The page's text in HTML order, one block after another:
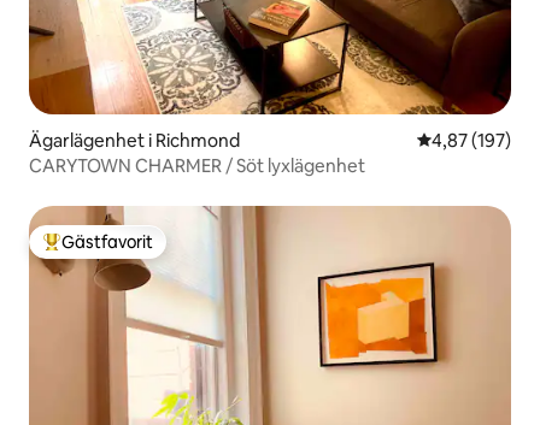
Ägarlägenhet i Richmond 4,87 av 5 i
4,87 (197)
CARYTOWN CHARMER / Söt lyxlägenhet
Populär gästfavorit
Gästfavorit